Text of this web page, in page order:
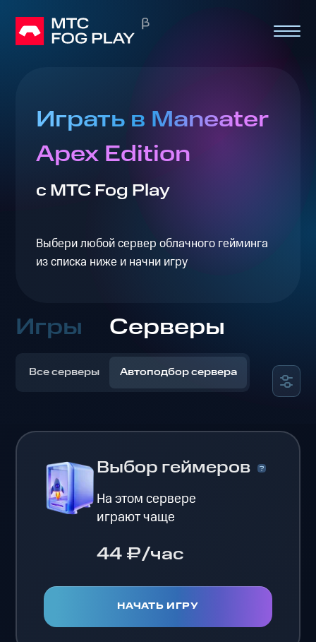
Играть в Maneater
Apex Edition
с МТС Fog Play
Выбери любой сервер облачного гейминга
из списка ниже и начни игру
Игры Серверы
Все серверы Автоподбор сервера
Выбор геймеров
На этом сервере
играют чаще
44 ₽/час
НАЧАТЬ ИГРУ